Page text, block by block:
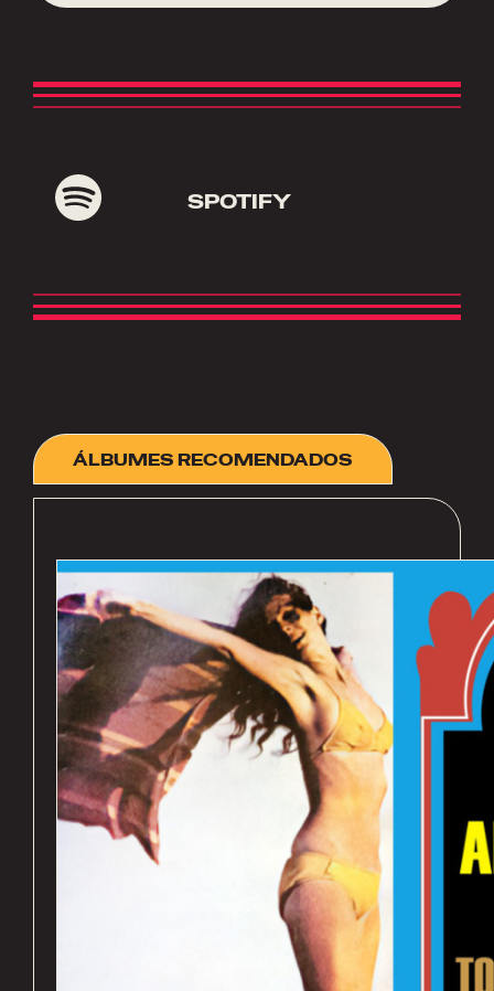
SPOTIFY
ÁLBUMES RECOMENDADOS